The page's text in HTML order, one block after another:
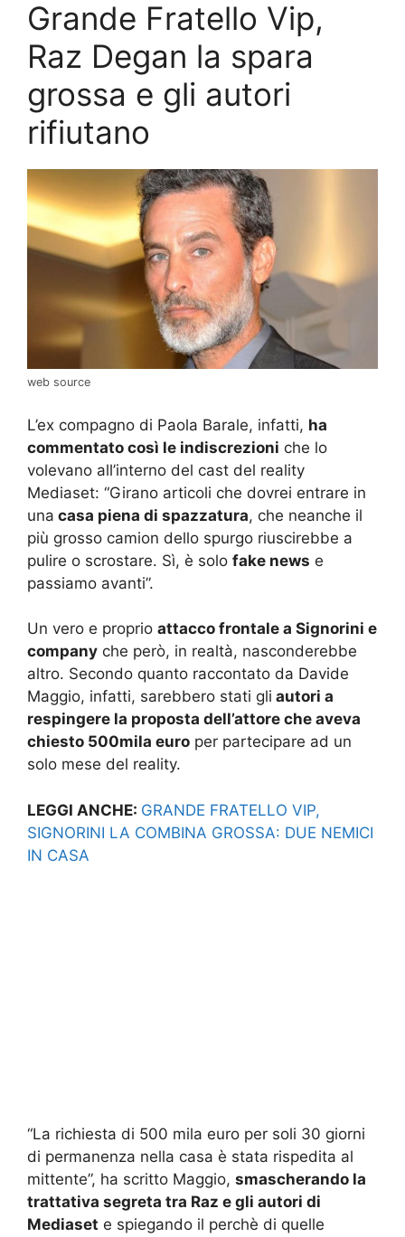
Grande Fratello Vip,
Raz Degan la spara
grossa e gli autori
rifiutano
web source
L’ex compagno di Paola Barale, infatti, ha
commentato così le indiscrezioni che lo
volevano all’interno del cast del reality
Mediaset: “Girano articoli che dovrei entrare in
una casa piena di spazzatura, che neanche il
più grosso camion dello spurgo riuscirebbe a
pulire o scrostare. Sì, è solo fake news e
passiamo avanti”.
Un vero e proprio attacco frontale a Signorini e
company che però, in realtà, nasconderebbe
altro. Secondo quanto raccontato da Davide
Maggio, infatti, sarebbero stati gli autori a
respingere la proposta dell’attore che aveva
chiesto 500mila euro per partecipare ad un
solo mese del reality.
LEGGI ANCHE: GRANDE FRATELLO VIP,
SIGNORINI LA COMBINA GROSSA: DUE NEMICI
IN CASA
“La richiesta di 500 mila euro per soli 30 giorni
di permanenza nella casa è stata rispedita al
mittente”, ha scritto Maggio, smascherando la
trattativa segreta tra Raz e gli autori di
Mediaset e spiegando il perchè di quelle